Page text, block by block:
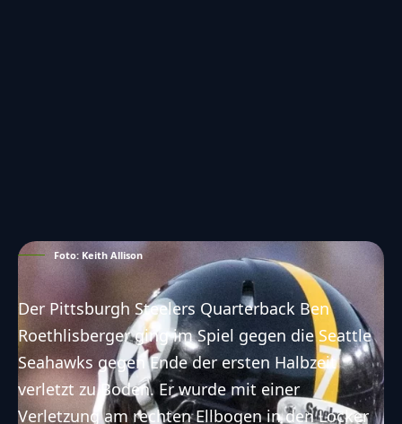
Foto: Keith Allison
Der Pittsburgh Steelers Quarterback Ben
Roethlisberger ging im Spiel gegen die Seattle
Seahawks gegen Ende der ersten Halbzeit
verletzt zu Boden. Er wurde mit einer
Verletzung am rechten Ellbogen in den Locker